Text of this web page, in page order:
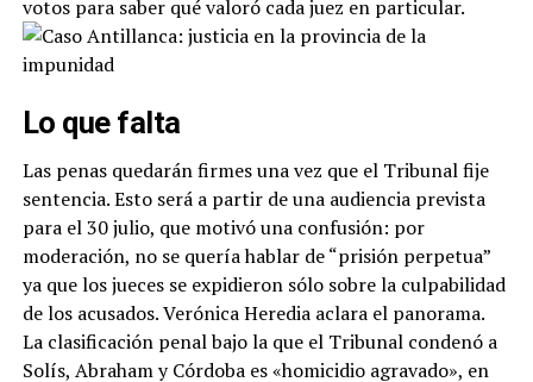
votos para saber qué valoró cada juez en particular.
Lo que falta
Las penas quedarán firmes una vez que el Tribunal fije
sentencia. Esto será a partir de una audiencia prevista
para el 30 julio, que motivó una confusión: por
moderación, no se quería hablar de “prisión perpetua”
ya que los jueces se expidieron sólo sobre la culpabilidad
de los acusados. Verónica Heredia aclara el panorama.
La clasificación penal bajo la que el Tribunal condenó a
Solís, Abraham y Córdoba es «homicidio agravado», en